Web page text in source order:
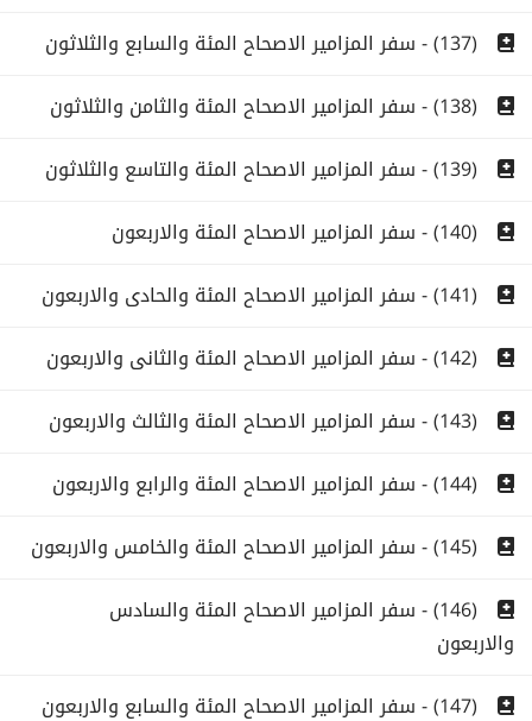
(137) - سفر المزامير الاصحاح المئة والسابع والثلاثون
(138) - سفر المزامير الاصحاح المئة والثامن والثلاثون
(139) - سفر المزامير الاصحاح المئة والتاسع والثلاثون
(140) - سفر المزامير الاصحاح المئة والاربعون
(141) - سفر المزامير الاصحاح المئة والحادى والاربعون
(142) - سفر المزامير الاصحاح المئة والثانى والاربعون
(143) - سفر المزامير الاصحاح المئة والثالث والاربعون
(144) - سفر المزامير الاصحاح المئة والرابع والاربعون
(145) - سفر المزامير الاصحاح المئة والخامس والاربعون
(146) - سفر المزامير الاصحاح المئة والسادس
والاربعون
(147) - سفر المزامير الاصحاح المئة والسابع والاربعون